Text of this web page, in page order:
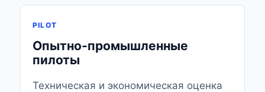
PILOT
Опытно-промышленные
пилоты
Техническая и экономическая оценка